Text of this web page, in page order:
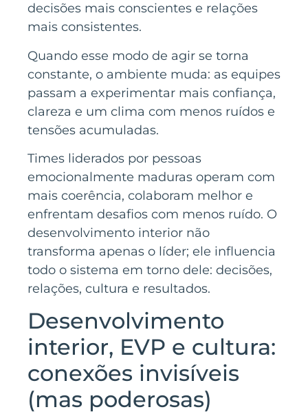
decisões mais conscientes e relações
mais consistentes.
Quando esse modo de agir se torna
constante, o ambiente muda: as equipes
passam a experimentar mais confiança,
clareza e um clima com menos ruídos e
tensões acumuladas.
Times liderados por pessoas
emocionalmente maduras operam com
mais coerência, colaboram melhor e
enfrentam desafios com menos ruído. O
desenvolvimento interior não
transforma apenas o líder; ele influencia
todo o sistema em torno dele: decisões,
relações, cultura e resultados.
Desenvolvimento
interior, EVP e cultura:
conexões invisíveis
(mas poderosas)